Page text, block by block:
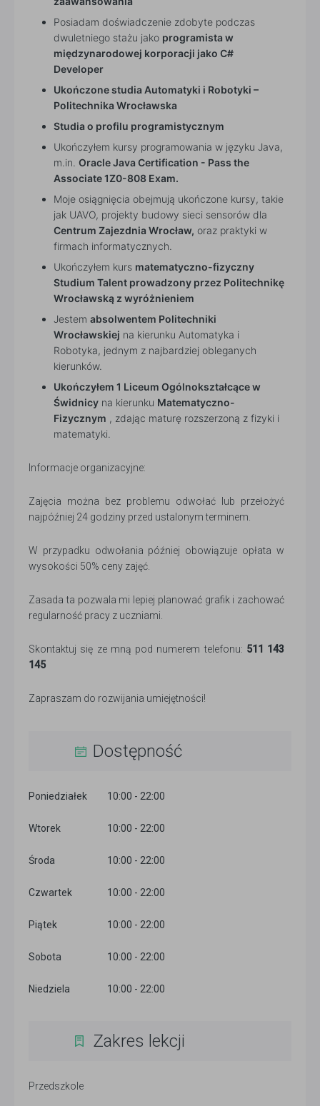
Posiadam doświadczenie zdobyte podczas
dwuletniego stażu jako programista w
międzynarodowej korporacji jako C#
Developer
Ukończone studia Automatyki i Robotyki –
Politechnika Wrocławska
Studia o profilu programistycznym
Ukończyłem kursy programowania w języku Java,
m.in. Oracle Java Certification - Pass the
Associate 1Z0-808 Exam.
Moje osiągnięcia obejmują ukończone kursy, takie
jak UAVO, projekty budowy sieci sensorów dla
Centrum Zajezdnia Wrocław, oraz praktyki w
firmach informatycznych.
Ukończyłem kurs matematyczno-fizyczny
Studium Talent prowadzony przez Politechnikę
Wrocławską z wyróżnieniem
Jestem absolwentem Politechniki
Wrocławskiej na kierunku Automatyka i
Robotyka, jednym z najbardziej obleganych
kierunków.
Ukończyłem 1 Liceum Ogólnokształcące w
Świdnicy na kierunku Matematyczno-
Fizycznym , zdając maturę rozszerzoną z fizyki i
matematyki.
Informacje organizacyjne:
Zajęcia można bez problemu odwołać lub przełożyć
najpóźniej 24 godziny przed ustalonym terminem.
W przypadku odwołania później obowiązuje opłata w
wysokości 50% ceny zajęć.
Zasada ta pozwala mi lepiej planować grafik i zachować
regularność pracy z uczniami.
Skontaktuj się ze mną pod numerem telefonu: 511 143
145
Zapraszam do rozwijania umiejętności!
Dostępność
Poniedziałek 10:00 - 22:00
Wtorek 10:00 - 22:00
Środa 10:00 - 22:00
Czwartek 10:00 - 22:00
Piątek 10:00 - 22:00
Sobota 10:00 - 22:00
Niedziela 10:00 - 22:00
Zakres lekcji
Przedszkole